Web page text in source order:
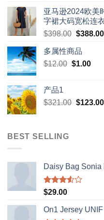
亚马逊2024欧美
字裙大码宽松连
$398.00 Original
was:
$398.00.
$388.00
多属性商品
$12.00 Original
$1.00
产品1
$321.00 Original
$123.00
BEST SELLING
Daisy Bag Sonia
Rated
of 5
$29.00
On1 Jersey UNIF